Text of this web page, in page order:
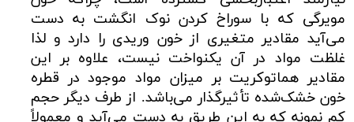
مویرگی که با سوراخ کردن نوک انگشت به دست
می‌آید مقادیر متغیری از خون وریدی را دارد و لذا
غلظت مواد در آن یکنواخت نیست، علاوه بر این
مقادیر هماتوکریت بر میزان مواد موجود در قطره
خون خشک‌شده تأثیرگذار می‌باشد. از طرف دیگر حجم
کم نمونه که به این طریق به دست می‌آید و معمولاً